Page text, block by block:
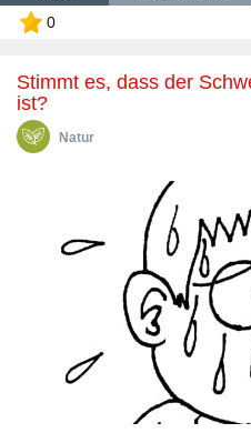
0
Stimmt es, dass der Schweiß der Flusspferde rot
ist?
Natur